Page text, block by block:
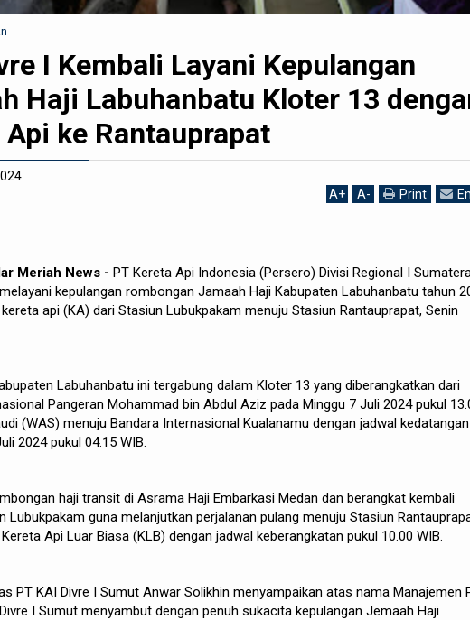
I Kembali Layani Kepulangan
Haji Labuhanbatu Kloter 13
Api ke Rantauprapat
A+ A- Print
Meriah News - PT Kereta Api Indonesia (Persero) Divisi Regional I
kepulangan rombongan Jamaah Haji Kabupaten Labuhanbatu tahun
api (KA) dari Stasiun Lubukpakam menuju Stasiun Rantauprapat, Senin
Labuhanbatu ini tergabung dalam Kloter 13 yang diberangkatkan dari
Pangeran Mohammad bin Abdul Aziz pada Minggu 7 Juli 2024 pukul
(WAS) menuju Bandara Internasional Kualanamu dengan jadwal kedatangan
2024 pukul 04.15 WIB.
haji transit di Asrama Haji Embarkasi Medan dan berangkat kembali
Lubukpakam guna melanjutkan perjalanan pulang menuju Stasiun
Api Luar Biasa (KLB) dengan jadwal keberangkatan pukul 10.00 WIB.
PT KAI Divre I Sumut Anwar Solikhin menyampaikan atas nama Manajemen
I Sumut menyambut dengan penuh sukacita kepulangan Jemaah Haji